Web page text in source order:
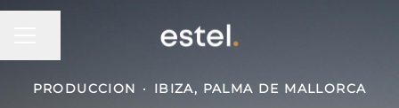
PRODUCCION · IBIZA, PALMA DE MALLORCA